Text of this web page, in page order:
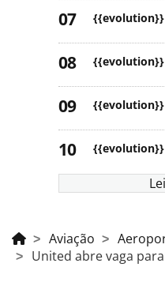
{{evolution}}
{{evolution}}
{{evolution}}
{{evolution}}
Aviação
United abre vaga